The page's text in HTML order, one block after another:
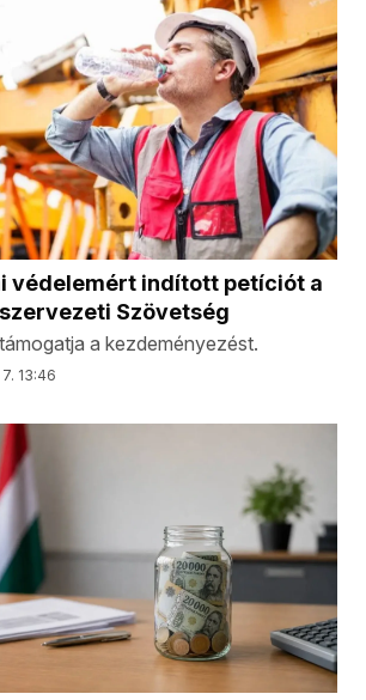
védelemért indított petíciót a
Szövetség
a kezdeményezést.
13:46